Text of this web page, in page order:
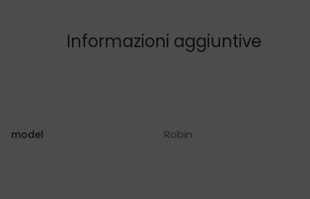
Informazioni aggiuntive
model Robin